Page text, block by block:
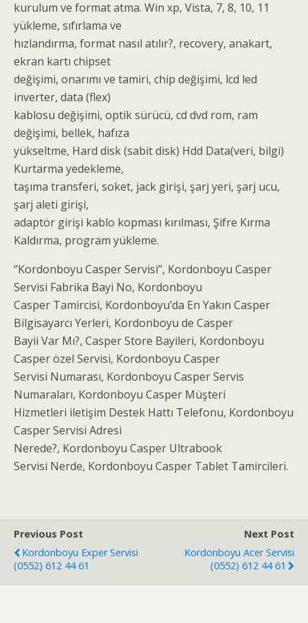
kurulum ve format atma. Win xp, Vista, 7, 8, 10, 11
yükleme, sıfırlama ve
hızlandırma, format nasıl atılır?, recovery, anakart,
ekran kartı chipset
değişimi, onarımı ve tamiri, chip değişimi, lcd led
inverter, data (flex)
kablosu değişimi, optik sürücü, cd dvd rom, ram
değişimi, bellek, hafıza
yükseltme, Hard disk (sabit disk) Hdd Data(veri, bilgi)
Kurtarma yedekleme,
taşıma transferi, soket, jack girişi, şarj yeri, şarj ucu,
şarj aleti girişi,
adaptör girişi kablo kopması kırılması, Şifre Kırma
Kaldırma, program yükleme.
‘’Kordonboyu Casper Servisi’’, Kordonboyu Casper
Servisi Fabrika Bayi No, Kordonboyu
Casper Tamircisi, Kordonboyu’da En Yakın Casper
Bilgisayarcı Yerleri, Kordonboyu de Casper
Bayii Var Mı?, Casper Store Bayileri, Kordonboyu
Casper özel Servisi, Kordonboyu Casper
Servisi Numarası, Kordonboyu Casper Servis
Numaraları, Kordonboyu Casper Müşteri
Hizmetleri iletişim Destek Hattı Telefonu, Kordonboyu
Casper Servisi Adresi
Nerede?, Kordonboyu Casper Ultrabook
Servisi Nerde, Kordonboyu Casper Tablet Tamircileri.
Previous Post
Kordonboyu Exper Servisi
(0552) 612 44 61
Next Post
Kordonboyu Acer Servisi
(0552) 612 44 61